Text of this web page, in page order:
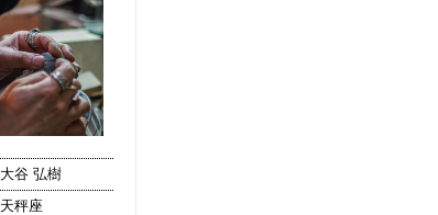
大谷 弘樹
天秤座